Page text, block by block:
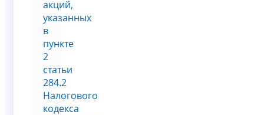
акций,
указанных
в
пункте
2
статьи
284.2
Налогового
кодекса